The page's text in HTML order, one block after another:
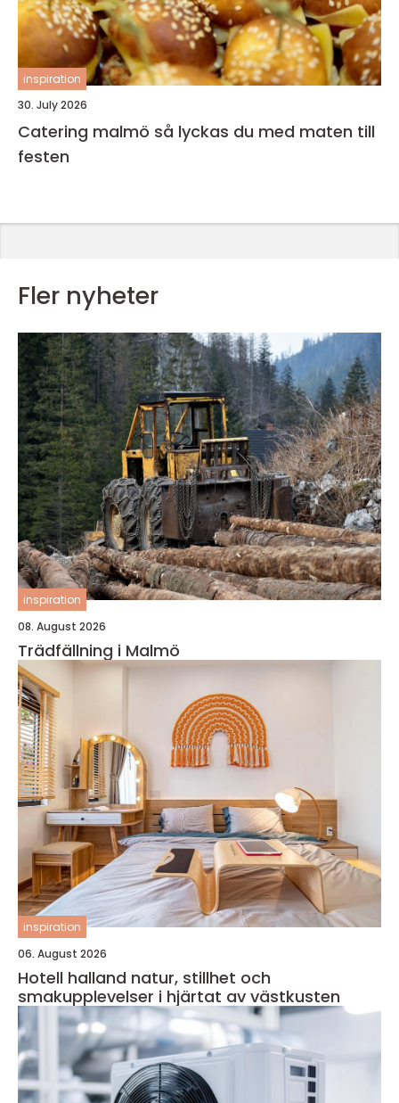
inspiration
30. July 2026
Catering malmö så lyckas du med maten till
festen
Fler nyheter
inspiration
08. August 2026
Trädfällning i Malmö
inspiration
06. August 2026
Hotell halland natur, stillhet och
smakupplevelser i hjärtat av västkusten